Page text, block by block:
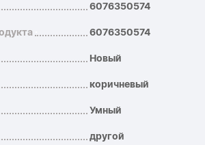
6076350574
6076350574
Новый
коричневый
Умный
другой